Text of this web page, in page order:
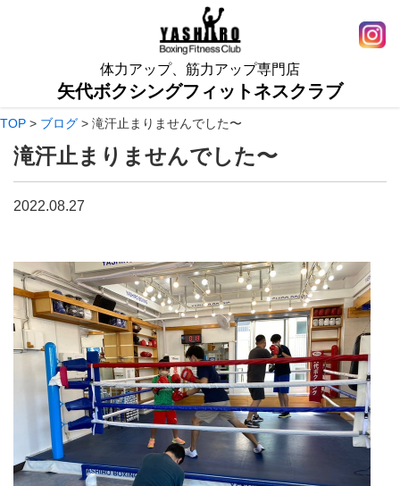
体力アップ、筋力アップ専門店
矢代ボクシングフィットネスクラブ
TOP > ブログ > 滝汗止まりませんでした〜
滝汗止まりませんでした〜
2022.08.27